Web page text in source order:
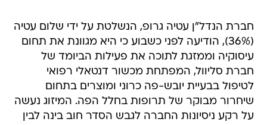
חברת הנדל"ן עטיה גרופ, הנשלטת על ידי שלום עטיה
(36%), הודיעה לפני כשבוע כי היא מגוונת את תחום
עיסוקיה וממזגת לתוכה את פעילות הביומד של
חברת סליוול, המפתחת מכשור דנטאלי רפואי
לטיפול בבעיית יובש-פה כרוני ומוצרים בתחום
שיחרור מבוקר של תרופות בחלל הפה. המיזוג נעשה
על רקע ניסיונות החברה לגבש הסדר חוב בינה לבין